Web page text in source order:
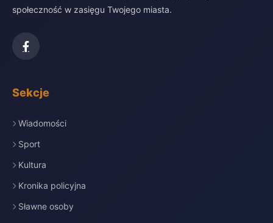
społeczność w zasięgu Twojego miasta.
Sekcje
Wiadomości
Sport
Kultura
Kronika policyjna
Sławne osoby